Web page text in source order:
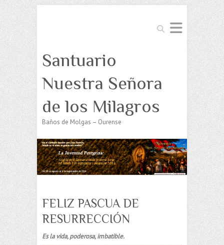
Buscar
Santuario
Nuestra Señora
de los Milagros
Baños de Molgas – Ourense
FELIZ PASCUA DE
RESURRECCIÓN
Es la vida, poderosa, imbatible.